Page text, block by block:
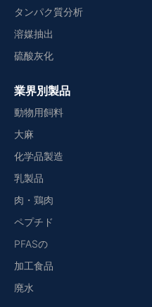
タンパク質分析
溶媒抽出
硫酸灰化
業界別製品
動物用飼料
大麻
化学品製造
乳製品
肉・鶏肉
ペプチド
PFASの
加工食品
廃水